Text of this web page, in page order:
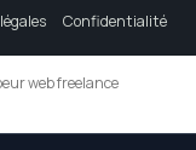
Confidentialité
web freelance